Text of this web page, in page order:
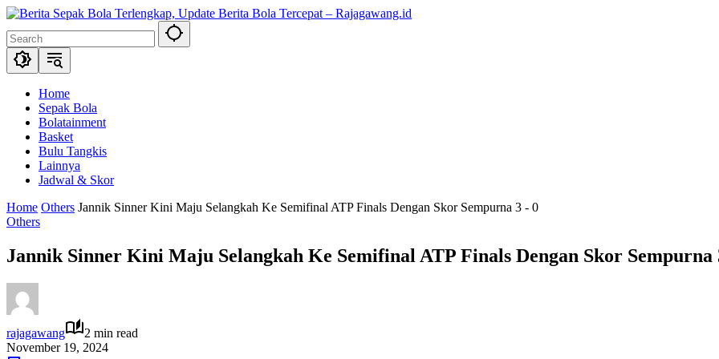
Skip
content
Home
Sepak Bola
Bolatainment
Basket
Bulu Tangkis
Lainnya
Jadwal & Skor
Home Others Jannik Sinner Kini Maju Selangkah Ke Semifinal ATP Finals Dengan Skor Sempurna 3 - 0
Others
Jannik Sinner Kini Maju Selangkah Ke Semifinal ATP Finals Dengan Skor Sempurna
rajagawang
2 min read
November 19, 2024